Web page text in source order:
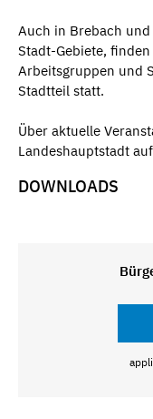
Auch in Brebach
Stadt-Gebiete,
Arbeitsgruppen und
Stadtteil statt.
Über aktuelle
Landeshauptstadt
DOWNLOADS